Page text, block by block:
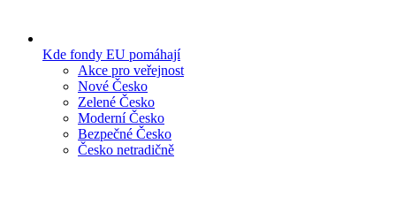
Kde fondy EU pomáhají
Akce pro veřejnost
Nové Česko
Zelené Česko
Moderní Česko
Bezpečné Česko
Česko netradičně